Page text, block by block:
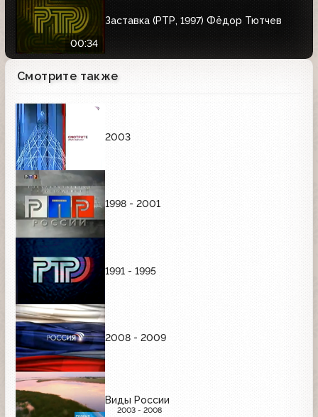
00:34
Заставка (РТР, 1997) Фёдор Тютчев
Смотрите также
2003
1998 - 2001
1991 - 1995
2008 - 2009
Виды России
2003 - 2008